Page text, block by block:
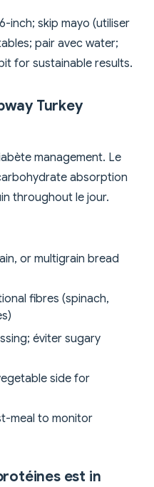
inch; skip mayo (utiliser
pair avec water;
for sustainable results.
Turkey
management. Le
absorption
throughout le jour.
or multigrain bread
fibres (spinach,
éviter sugary
side for
meal to monitor
est in